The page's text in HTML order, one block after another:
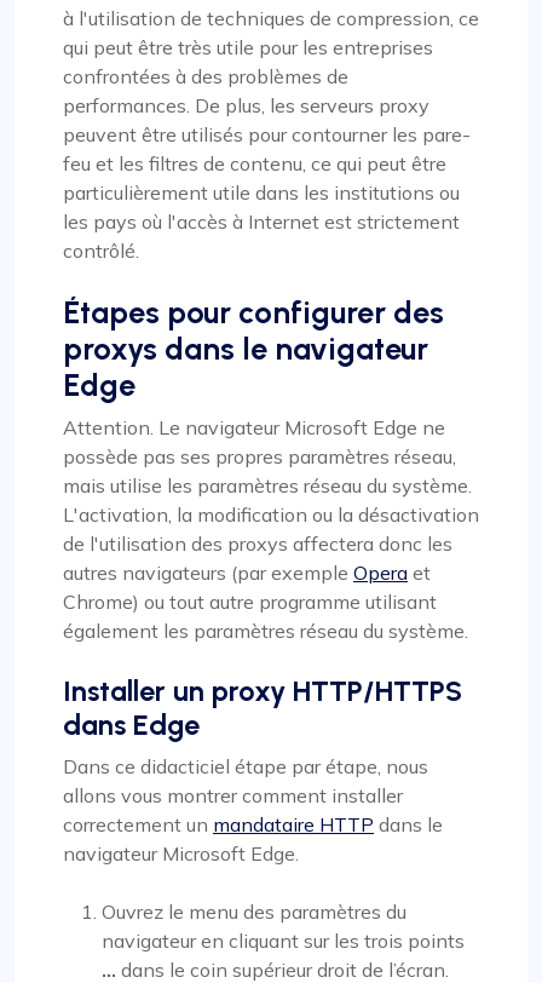
à l'utilisation de techniques de compression, ce
qui peut être très utile pour les entreprises
confrontées à des problèmes de
performances. De plus, les serveurs proxy
peuvent être utilisés pour contourner les pare-
feu et les filtres de contenu, ce qui peut être
particulièrement utile dans les institutions ou
les pays où l'accès à Internet est strictement
contrôlé.
Étapes pour configurer des
proxys dans le navigateur
Edge
Attention. Le navigateur Microsoft Edge ne
possède pas ses propres paramètres réseau,
mais utilise les paramètres réseau du système.
L'activation, la modification ou la désactivation
de l'utilisation des proxys affectera donc les
autres navigateurs (par exemple Opera et
Chrome) ou tout autre programme utilisant
également les paramètres réseau du système.
Installer un proxy HTTP/HTTPS
dans Edge
Dans ce didacticiel étape par étape, nous
allons vous montrer comment installer
correctement un mandataire HTTP dans le
navigateur Microsoft Edge.
Ouvrez le menu des paramètres du
navigateur en cliquant sur les trois points
… dans le coin supérieur droit de l’écran.